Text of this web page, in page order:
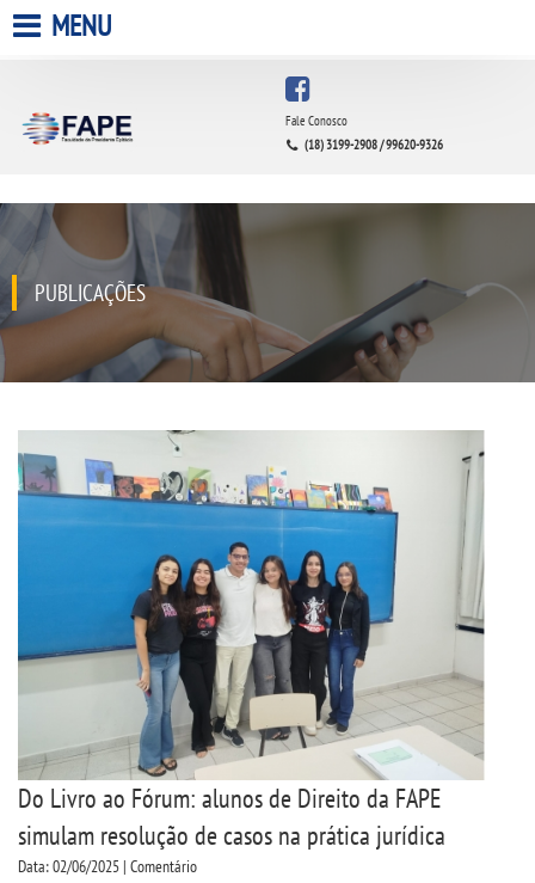
A FACULDADE
QUEM SOMOS
INFRAESTRUTURA
CPA
BACHARELADOS
LICENCIATURAS
TECNOLÓGICOS
MENU
Fale Conosco
(18) 3199-2908 / 99620-9326
PUBLICAÇÕES
Do Livro ao Fórum: alunos de Direito da FAPE
simulam resolução de casos na prática jurídica
Data: 02/06/2025 | Comentário